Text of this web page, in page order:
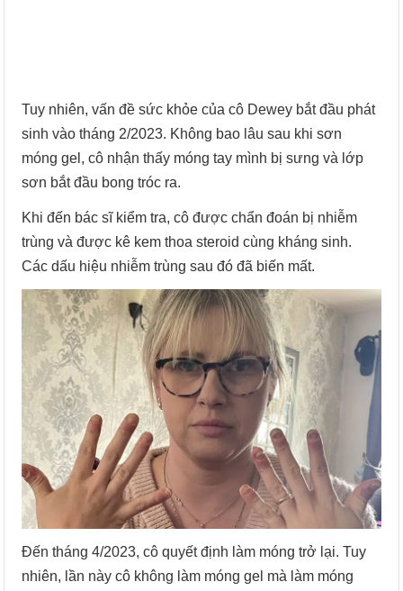
Tuy nhiên, vấn đề sức khỏe của cô Dewey bắt đầu phát
sinh vào tháng 2/2023. Không bao lâu sau khi sơn
móng gel, cô nhận thấy móng tay mình bị sưng và lớp
sơn bắt đầu bong tróc ra.
Khi đến bác sĩ kiểm tra, cô được chẩn đoán bị nhiễm
trùng và được kê kem thoa steroid cùng kháng sinh.
Các dấu hiệu nhiễm trùng sau đó đã biến mất.
Đến tháng 4/2023, cô quyết định làm móng trở lại. Tuy
nhiên, lần này cô không làm móng gel mà làm móng